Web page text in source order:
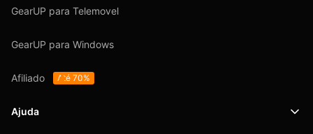
GearUP para Telemovel
GearUP para Windows
Afiliado Até 70%
Ajuda